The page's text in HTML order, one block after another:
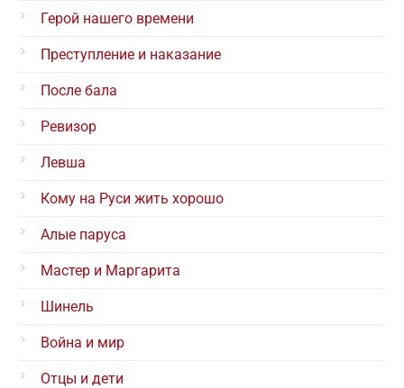
Герой нашего времени
Преступление и наказание
После бала
Ревизор
Левша
Кому на Руси жить хорошо
Алые паруса
Мастер и Маргарита
Шинель
Война и мир
Отцы и дети